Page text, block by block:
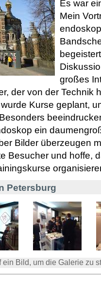
Es war
Mein
großes
der von der Technik
Kurse geplant,
ein
Bilder überzeugen
Besucher und hoffe,
Petersburg
ein Bild, um die Galerie zu